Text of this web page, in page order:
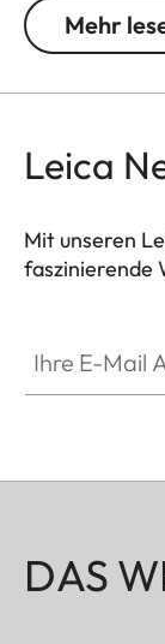
Mehr
Leica
Mit unseren
faszinierende
DAS